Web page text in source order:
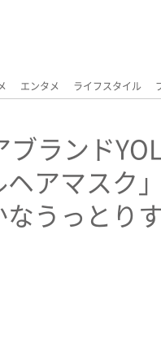
エンタメ ライフスタイル
ランド
アマスク
うっとり